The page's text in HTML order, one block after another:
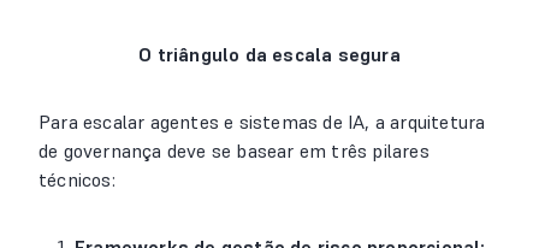
O triângulo da escala segura
Para escalar agentes e sistemas de IA, a arquitetura
de governança deve se basear em três pilares
técnicos: